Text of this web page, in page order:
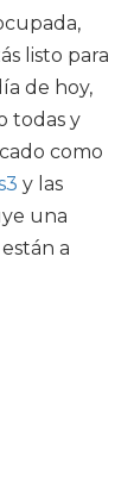
listo para
de hoy,
todas y
como
y las
una
a